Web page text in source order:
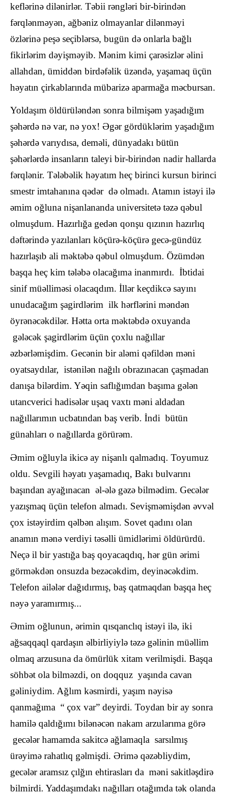
keflərinə dilənirlər. Təbii rəngləri bir-birindən
fərqlənməyən, ağbəniz olmayanlar dilənməyi
özlərinə peşə seçiblərsə, bugün də onlarla bağlı
fikirlərim dəyişməyib. Mənim kimi çarəsizlər əlini
allahdan, ümiddən birdəfəlik üzəndə, yaşamaq üçün
həyatın çirkablarında mübarizə aparmağa məcbursan.
Yoldaşım öldürüləndən sonra bilmişəm yaşadığım
şəhərdə nə var, nə yox! Əgər gördüklərim yaşadığım
şəhərdə varıydısa, deməli, dünyadakı bütün
şəhərlərdə insanların taleyi bir-birindən nadir hallarda
fərqlənir. Tələbəlik həyatım heç birinci kursun birinci
smestr imtahanına qədər də olmadı. Atamın istəyi ilə
əmim oğluna nişanlananda universitetə təzə qəbul
olmuşdum. Hazırlığa gedən qonşu qızının hazırlıq
dəftərində yazılanları köçürə-köçürə gecə-gündüz
hazırlaşıb ali məktəbə qəbul olmuşdum. Özümdən
başqa heç kim tələbə olacağıma inanmırdı. İbtidai
sinif müəlliməsi olacaqdım. İllər keçdikcə sayını
unudacağım şagirdlərim ilk hərflərini məndən
öyrənəcəkdilər. Hətta orta məktəbdə oxuyanda
gələcək şagirdlərim üçün çoxlu nağıllar
əzbərləmişdim. Gecənin bir aləmi qəfildən məni
oyatsaydılar, istənilən nağılı obrazınacan çaşmadan
danışa bilərdim. Yəqin saflığımdan başıma gələn
utancverici hadisələr uşaq vaxtı məni aldadan
nağıllarımın ucbatından baş verib. İndi bütün
günahları o nağıllarda görürəm.
Əmim oğluyla ikicə ay nişanlı qalmadıq. Toyumuz
oldu. Sevgili həyatı yaşamadıq, Bakı bulvarını
başından ayağınacan əl-ələ gəzə bilmədim. Gecələr
yazışmaq üçün telefon almadı. Sevişməmişdən əvvəl
çox istəyirdim qəlbən alışım. Sovet qadını olan
anamın mənə verdiyi təsəlli ümidlərimi öldürürdü.
Neçə il bir yastığa baş qoyacaqdıq, hər gün ərimi
görməkdən onsuzda bezəcəkdim, deyinəcəkdim.
Telefon ailələr dağıdırmış, baş qatmaqdan başqa heç
nəyə yaramırmış...
Əmim oğlunun, ərimin qısqanclıq istəyi ilə, iki
ağsaqqaql qardaşın əlbirliyiylə təzə gəlinin müəllim
olmaq arzusuna da ömürlük xitam verilmişdi. Başqa
söhbət ola bilməzdi, on doqquz yaşında cavan
gəliniydim. Ağlım kəsmirdi, yaşım nəyisə
qanmağıma “ çox var” deyirdi. Toydan bir ay sonra
hamilə qaldığımı bilənəcən nakam arzularıma görə
gecələr hamamda sakitcə ağlamaqla sarsılmış
ürəyimə rahatlıq gəlmişdi. Ərimə qəzəbliydim,
gecələr aramsız çılğın ehtirasları da məni sakitləşdirə
bilmirdi. Yaddaşımdakı nağılları otağımda tək olanda